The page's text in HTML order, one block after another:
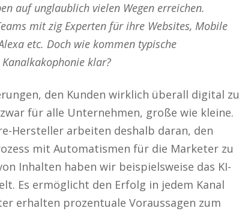
auf unglaublich vielen Wegen erreichen.
mit zig Experten für ihre Websites, Mobile
etc. Doch wie kommen typische
klar?
den Kunden wirklich überall digital zu
für alle Unternehmen, große wie kleine.
Hersteller arbeiten deshalb daran, den
mit Automatismen für die Marketer zu
Inhalten haben wir beispielsweise das KI-
Es ermöglicht den Erfolg in jedem Kanal
erhalten prozentuale Voraussagen zum